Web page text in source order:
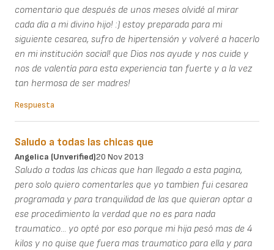
comentario que después de unos meses olvidé al mirar
cada día a mi divino hijo! :) estoy preparada para mi
siguiente cesarea, sufro de hipertensión y volveré a hacerlo
en mi institución social! que Dios nos ayude y nos cuide y
nos de valentía para esta experiencia tan fuerte y a la vez
tan hermosa de ser madres!
Respuesta
Saludo a todas las chicas que
Angelica (unverified)20 Nov 2013
Saludo a todas las chicas que han llegado a esta pagina,
pero solo quiero comentarles que yo tambien fui cesarea
programada y para tranquilidad de las que quieran optar a
ese procedimiento la verdad que no es para nada
traumatico... yo opté por eso porque mi hija pesó mas de 4
kilos y no quise que fuera mas traumatico para ella y para